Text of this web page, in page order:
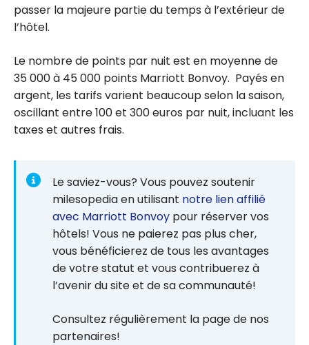
passer la majeure partie du temps à l’extérieur de
l’hôtel.
Le nombre de points par nuit est en moyenne de
35 000 à 45 000 points Marriott Bonvoy. Payés en
argent, les tarifs varient beaucoup selon la saison,
oscillant entre 100 et 300 euros par nuit, incluant les
taxes et autres frais.
Le saviez-vous? Vous pouvez soutenir
milesopedia en utilisant notre lien affilié
avec Marriott Bonvoy pour réserver vos
hôtels! Vous ne paierez pas plus cher,
vous bénéficierez de tous les avantages
de votre statut et vous contribuerez à
l’avenir du site et de sa communauté!
Consultez régulièrement la page de nos
partenaires!